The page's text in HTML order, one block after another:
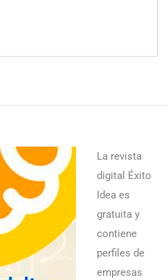
La revista
digital Éxito
Idea es
gratuita y
contiene
perfiles de
empresas